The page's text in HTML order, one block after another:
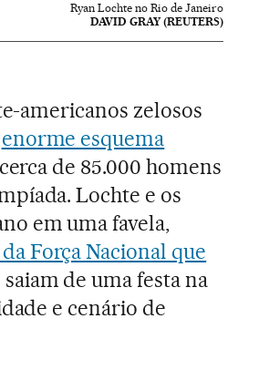
Ryan Lochte no Rio de Janeiro
DAVID GRAY (REUTERS)
americanos zelosos
enorme esquema
de 85.000 homens
Lochte e os
em uma favela,
Força Nacional que
saiam de uma festa na
e cenário de